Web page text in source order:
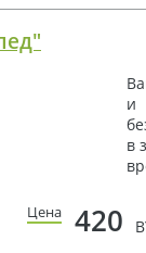
и
в
Цена 420